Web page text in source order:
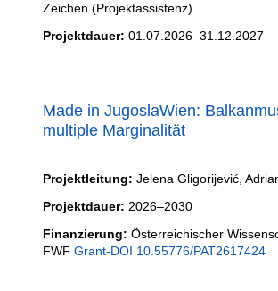
Zeichen (Projektassistenz)
Projektdauer: 01.07.2026–31.12.2027
Made in JugoslaWien:
multiple Marginalität
Projektleitung: Jelena Gligorijević,
Projektdauer: 2026–2030
Finanzierung: Österreichischer
FWF Grant-DOI 10.55776/PAT2617424